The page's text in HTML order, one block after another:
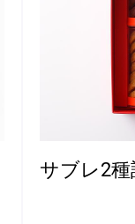
サブレ2